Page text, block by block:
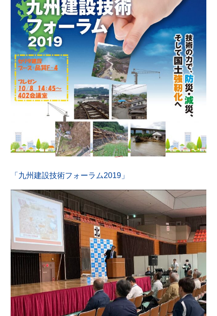
「九州建設技術フォーラム2019」